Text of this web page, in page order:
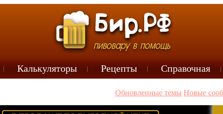
Калькуляторы Рецепты Справочная
Обновленные темы Новые